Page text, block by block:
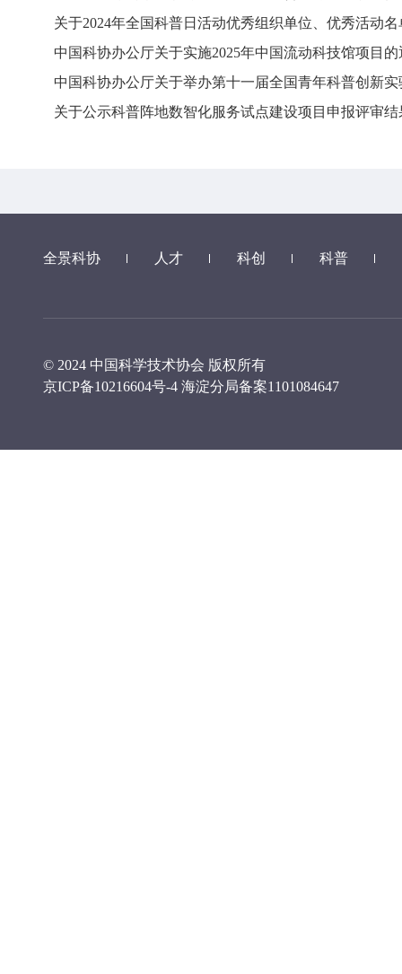
关于2024年全国科普日活动优秀组织单位、优秀活动
中国科协办公厅关于实施2025年中国流动科技馆项目的
中国科协办公厅关于举办第十一届全国青年科普创新
关于公示科普阵地数智化服务试点建设项目申报评审
全景科协 人才 科创 科普
© 2024 中国科学技术协会 版权所有
京ICP备10216604号-4 海淀分局备案1101084647